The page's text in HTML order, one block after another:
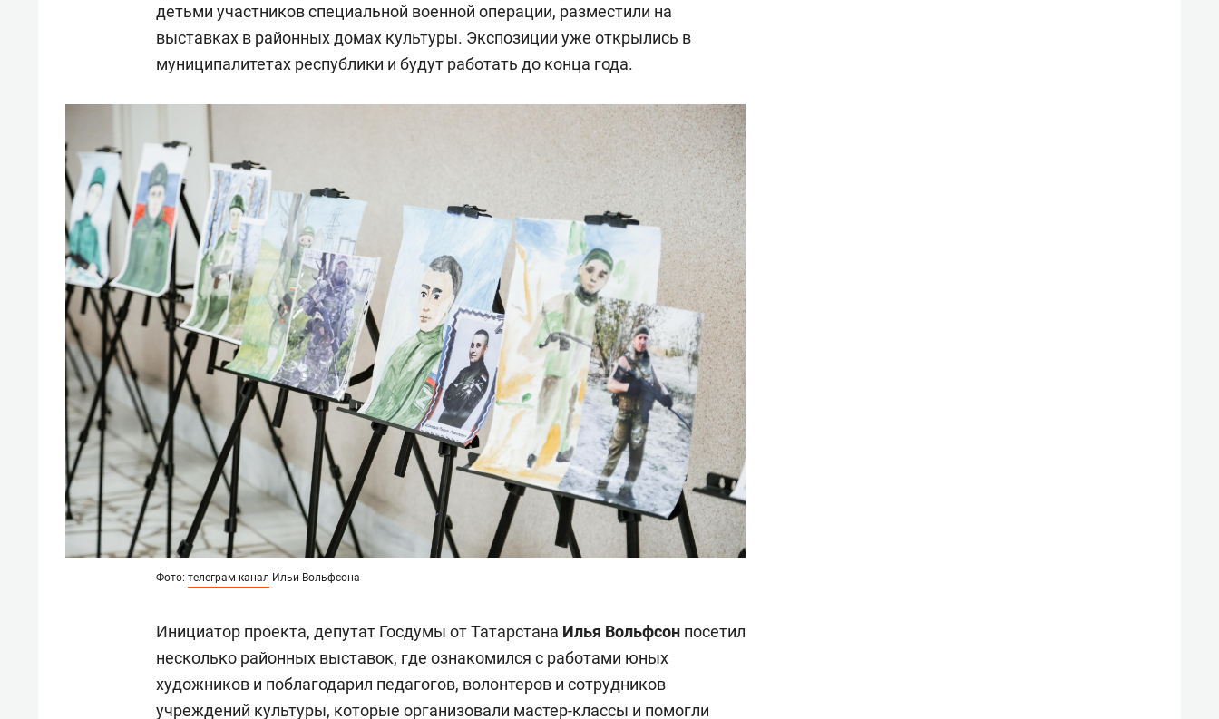
детьми участников специальной военной операции, разместили на
выставках в районных домах культуры. Экспозиции уже открылись в
муниципалитетах республики и будут работать до конца года.
Фото: телеграм-канал Ильи Вольфсона
Инициатор проекта, депутат Госдумы от Татарстана Илья Вольфсон посетил
несколько районных выставок, где ознакомился с работами юных
художников и поблагодарил педагогов, волонтеров и сотрудников
учреждений культуры, которые организовали мастер-классы и помогли